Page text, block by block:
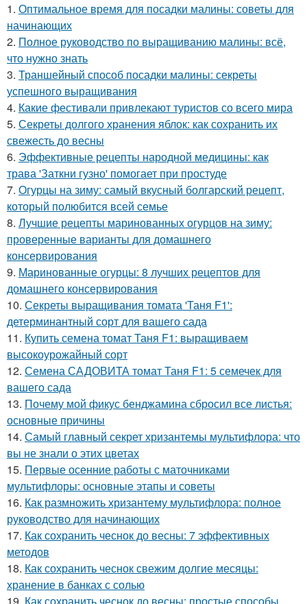
1. Оптимальное время для посадки малины: советы для
начинающих
2. Полное руководство по выращиванию малины: всё,
что нужно знать
3. Траншейный способ посадки малины: секреты
успешного выращивания
4. Какие фестивали привлекают туристов со всего мира
5. Секреты долгого хранения яблок: как сохранить их
свежесть до весны
6. Эффективные рецепты народной медицины: как
трава 'Заткни гузно' помогает при простуде
7. Огурцы на зиму: самый вкусный болгарский рецепт,
который полюбится всей семье
8. Лучшие рецепты маринованных огурцов на зиму:
проверенные варианты для домашнего
консервирования
9. Маринованные огурцы: 8 лучших рецептов для
домашнего консервирования
10. Секреты выращивания томата 'Таня F1':
детерминантный сорт для вашего сада
11. Купить семена томат Таня F1: выращиваем
высокоурожайный сорт
12. Семена САДОВИТА томат Таня F1: 5 семечек для
вашего сада
13. Почему мой фикус бенджамина сбросил все листья:
основные причины
14. Самый главный секрет хризантемы мультифлора: что
вы не знали о этих цветах
15. Первые осенние работы с маточниками
мультифлоры: основные этапы и советы
16. Как размножить хризантему мультифлора: полное
руководство для начинающих
17. Как сохранить чеснок до весны: 7 эффективных
методов
18. Как сохранить чеснок свежим долгие месяцы:
хранение в банках с солью